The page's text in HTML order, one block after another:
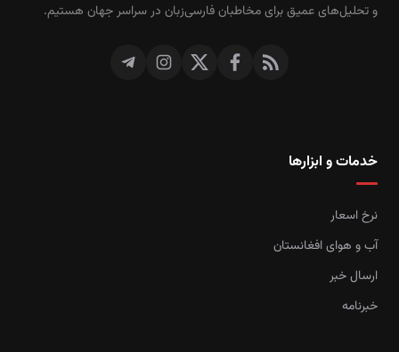
و تحلیل‌های عمیق برای مخاطبان فارسی‌زبان در سراسر جهان هستیم.
خدمات و ابزارها
نرخ اسعار
آب و هوای افغانستان
ارسال خبر
خبرنامه